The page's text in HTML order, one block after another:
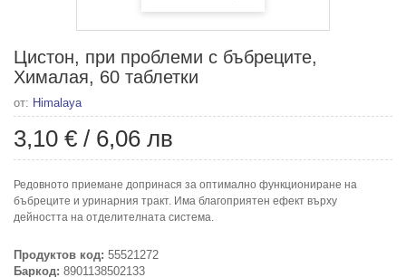
Цистон, при проблеми с бъбреците,
Хималая, 60 таблетки
от: Himalaya
3,10 € / 6,06 лв
Редовното приемане допринася за оптимално функциониране на
бъбреците и уринарния тракт. Има благоприятен ефект върху
дейността на отделителната система.
Продуктов код: 55521272
Баркод: 8901138502133